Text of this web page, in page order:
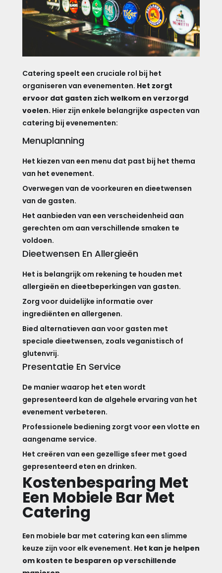
Catering speelt een cruciale rol bij het
organiseren van evenementen. Het zorgt
ervoor dat gasten zich welkom en verzorgd
voelen.Hier zijn enkele belangrijke aspecten van
catering bij evenementen:
Menuplanning
Het kiezen van een menu dat past bij het thema
van het evenement.
Overwegen van de voorkeuren en dieetwensen
van de gasten.
Het aanbieden van een verscheidenheid aan
gerechten om aan verschillende smaken te
voldoen.
Dieetwensen En Allergieën
Het is belangrijk om rekening te houden met
allergieën en dieetbeperkingen van gasten.
Zorg voor duidelijke informatie over
ingrediënten en allergenen.
Bied alternatieven aan voor gasten met
speciale dieetwensen, zoals veganistisch of
glutenvrij.
Presentatie En Service
De manier waarop het eten wordt
gepresenteerd kan de algehele ervaring van het
evenement verbeteren.
Professionele bediening zorgt voor een vlotte en
aangename service.
Het creëren van een gezellige sfeer met goed
gepresenteerd eten en drinken.
Kostenbesparing Met
Een Mobiele Bar Met
Catering
Een mobiele bar met catering kan een slimme
keuze zijn voor elk evenement. Het kan je helpen
om kosten te besparen op verschillende